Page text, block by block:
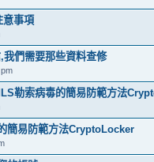
意事項
們需要那些資料查修
勒索病毒的簡易防範方法
簡易防範方法CryptoLocker